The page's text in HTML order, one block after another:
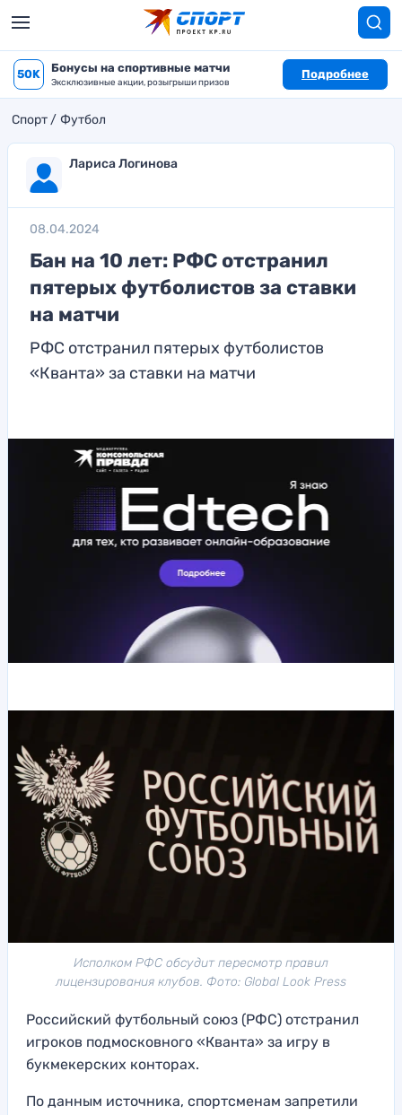
50K Бонусы на спортивные матчи
Эксклюзивные акции, розыгрыши призов
Подробнее
Спорт Футбол
Лариса Логинова
08.04.2024
Бан на 10 лет: РФС отстранил
пятерых футболистов за ставки
на матчи
РФС отстранил пятерых футболистов
«Кванта» за ставки на матчи
Исполком РФС обсудит пересмотр правил
лицензирования клубов. Фото: Global Look Press
Российский футбольный союз (РФС) отстранил
игроков подмосковного «Кванта» за игру в
букмекерских конторах.
По данным источника, спортсменам запретили